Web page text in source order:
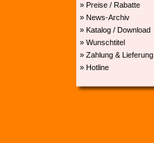
» Preise / Rabatte
» News-Archiv
» Katalog / Download
» Wunschtitel
» Zahlung & Lieferung
» Hotline